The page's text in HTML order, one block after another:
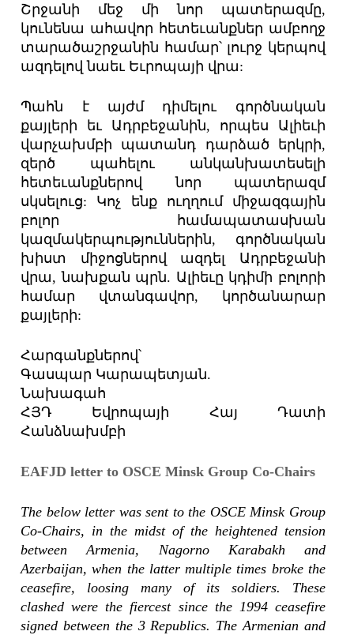
Շրջանի մեջ մի նոր պատերազմը,
կունենա ահավոր հետեւանքներ ամբողջ
տարածաշրջանին համար՝ լուրջ կերպով
ազդելով նաեւ Եւրոպայի վրա:
Պահն է այժմ դիմելու գործնական
քայլերի եւ Ադրբեջանին, որպես Ալիեւի
վարչախմբի պատանդ դարձած երկրի,
զերծ պահելու անկանխատեսելի
հետեւանքներով նոր պատերազմ
սկսելուց: Կոչ ենք ուղղում միջազգային
բոլոր համապատասխան
կազմակերպություններին, գործնական
խիստ միջոցներով ազդել Ադրբեջանի
վրա, նախքան պրն. Ալիեւը կդիմի բոլորի
համար վտանգավոր, կործանարար
քայլերի:
Հարգանքներով՝
Գասպար Կարապետյան.
Նախագահ
ՀՅԴ Եվրոպայի Հայ Դատի
Հանձնախմբի
EAFJD letter to OSCE Minsk Group Co-Chairs
The below letter was sent to the OSCE Minsk Group
Co-Chairs, in the midst of the heightened tension
between Armenia, Nagorno Karabakh and
Azerbaijan, when the latter multiple times broke the
ceasefire, loosing many of its soldiers. These
clashed were the fiercest since the 1994 ceasefire
signed between the 3 Republics. The Armenian and